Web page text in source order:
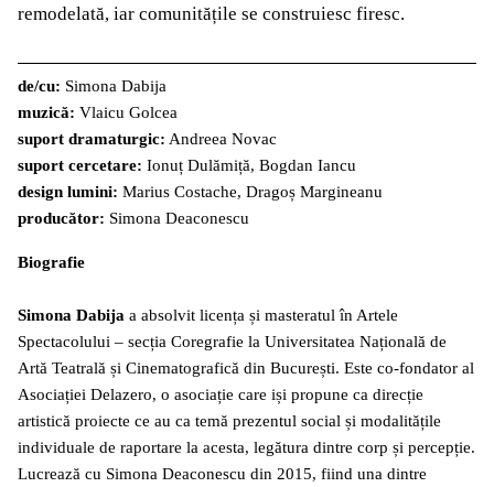
remodelată, iar comunitățile se construiesc firesc.
de/cu: Simona Dabija
muzică: Vlaicu Golcea
suport dramaturgic: Andreea Novac
suport cercetare: Ionuț Dulămiță, Bogdan Iancu
design lumini: Marius Costache, Dragoș Margineanu
producător: Simona Deaconescu
Biografie
Simona Dabija a absolvit licența și masteratul în Artele
Spectacolului – secția Coregrafie la Universitatea Națională de
Artă Teatrală și Cinematografică din București. Este co-fondator al
Asociației Delazero, o asociație care iși propune ca direcție
artistică proiecte ce au ca temă prezentul social și modalitățile
individuale de raportare la acesta, legătura dintre corp și percepție.
Lucrează cu Simona Deaconescu din 2015, fiind una dintre